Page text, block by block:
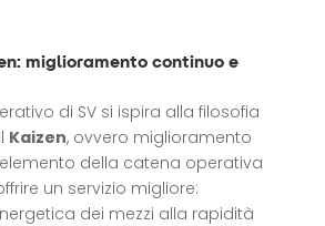
miglioramento continuo e
di SV si ispira alla filosofia
Kaizen, ovvero miglioramento
della catena operativa
un servizio migliore:
dei mezzi alla rapidità